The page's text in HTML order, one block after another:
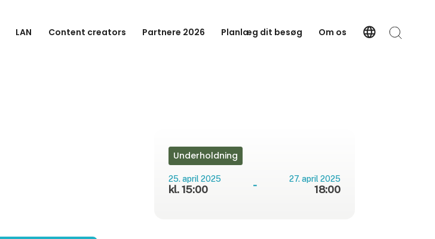
LAN Content creators Partnere 2026 Planlæg dit besøg Om os languageLanguage
Søg
Underholdning
25. april 2025
kl. 15:00 - 27. april 2025
18:00